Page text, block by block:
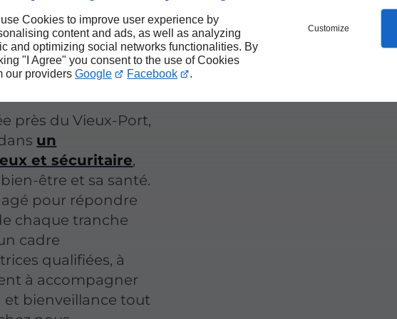
Cookies to improve user experience by
content and ads, as well as analyzing
and optimizing social networks functionalities. By
"I Agree" you consent to the use of Cookies
our providers Google Facebook .
Customize
Vieux-
près du Vieux-Port,
un
et sécuritaire,
être et sa santé.
pour répondre
chaque tranche
cadre
qualifiées, à
à accompagner
bienveillance tout